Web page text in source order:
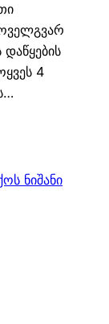
დაწყების
4